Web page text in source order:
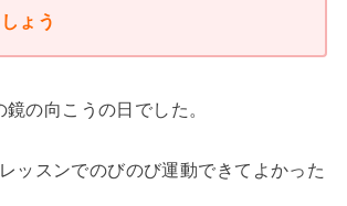
ょう
の向こうの日でした。
ッスンでのびのび運動できてよかった